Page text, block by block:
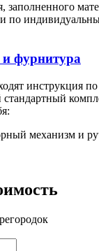
заполненного
по
фурнитура
инструкция
стандартный
механизм и